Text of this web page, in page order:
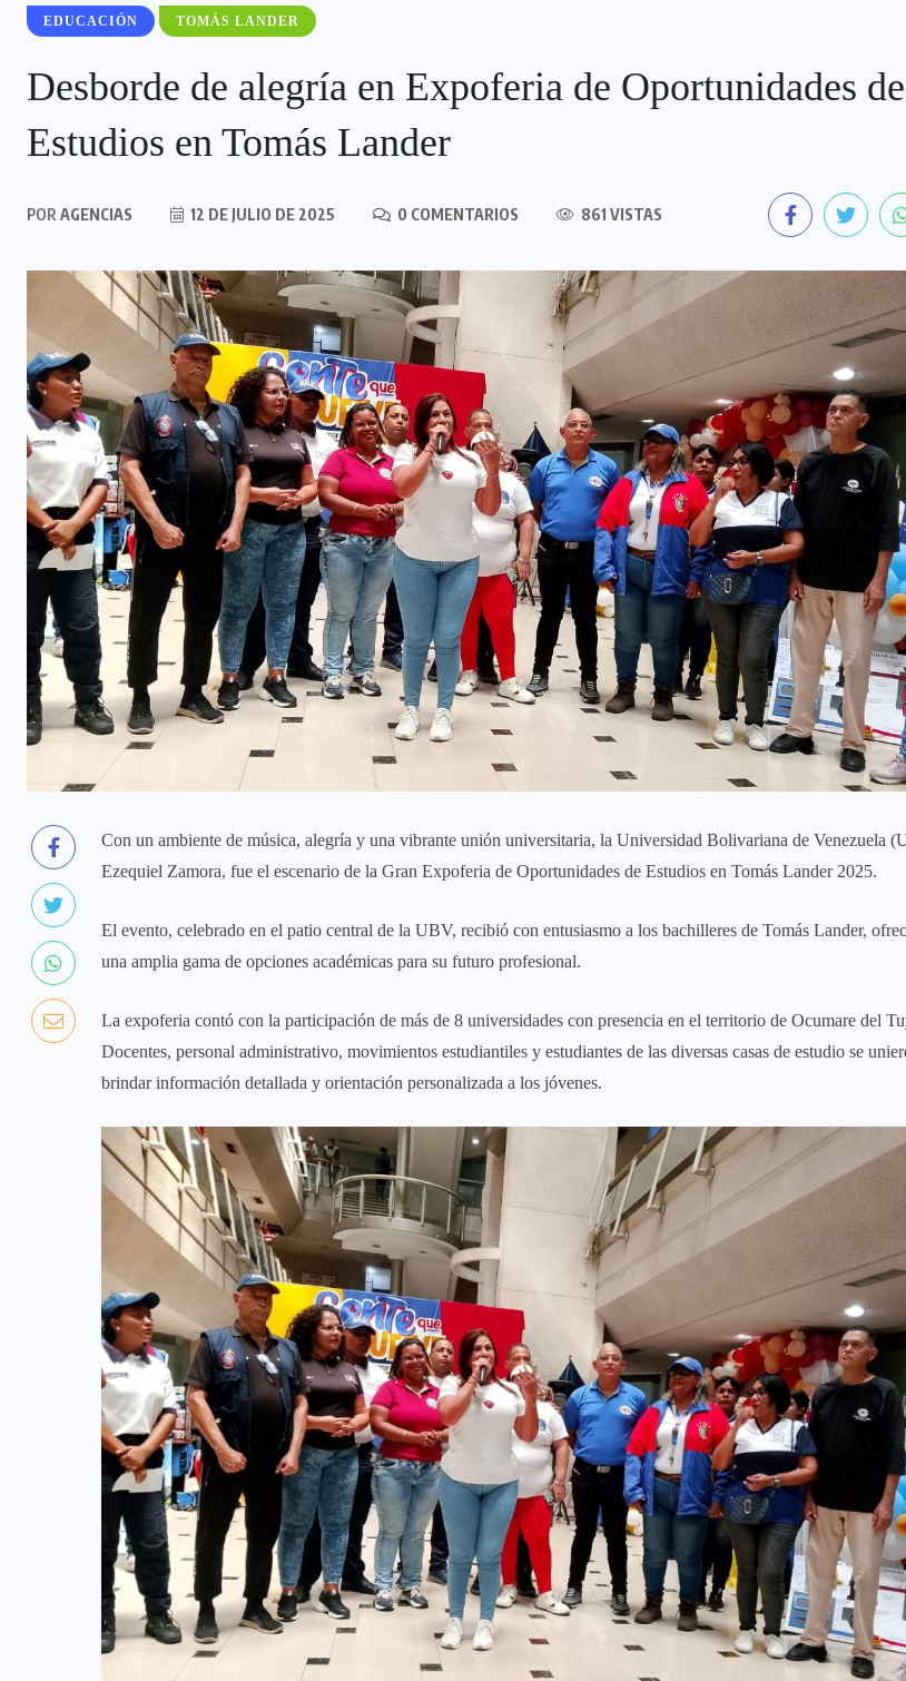
EDUCACIÓN TOMÁS LANDER
Desborde de alegría en Expoferia de Oportunidades de
Estudios en Tomás Lander
POR AGENCIAS 12 DE JULIO DE 2025 0 COMENTARIOS 861 VISTAS
Con un ambiente de música, alegría y una vibrante unión universitaria, la Universidad Bolivariana de Venezuela
Ezequiel Zamora, fue el escenario de la Gran Expoferia de Oportunidades de Estudios en Tomás Lander 2025.
El evento, celebrado en el patio central de la UBV, recibió con entusiasmo a los bachilleres de Tomás Lander,
una amplia gama de opciones académicas para su futuro profesional.
La expoferia contó con la participación de más de 8 universidades con presencia en el territorio de Ocumare del
Docentes, personal administrativo, movimientos estudiantiles y estudiantes de las diversas casas de estudio se
brindar información detallada y orientación personalizada a los jóvenes.